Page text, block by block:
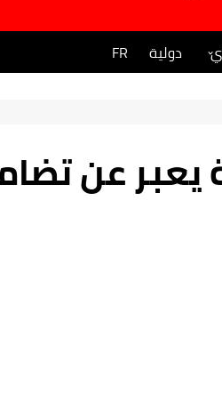
دولية FR
يعبر عن